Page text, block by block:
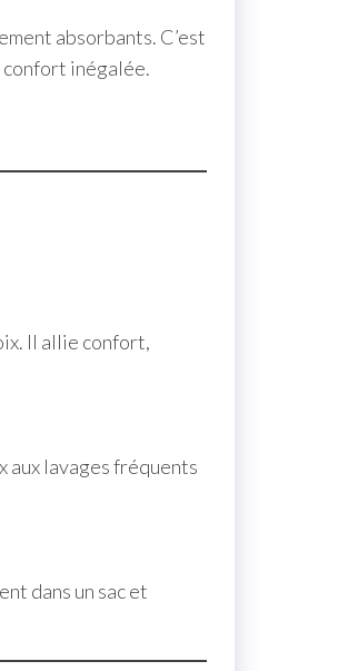
absorbants. C’est
confort inégalée.
Il allie confort,
aux lavages fréquents
dans un sac et